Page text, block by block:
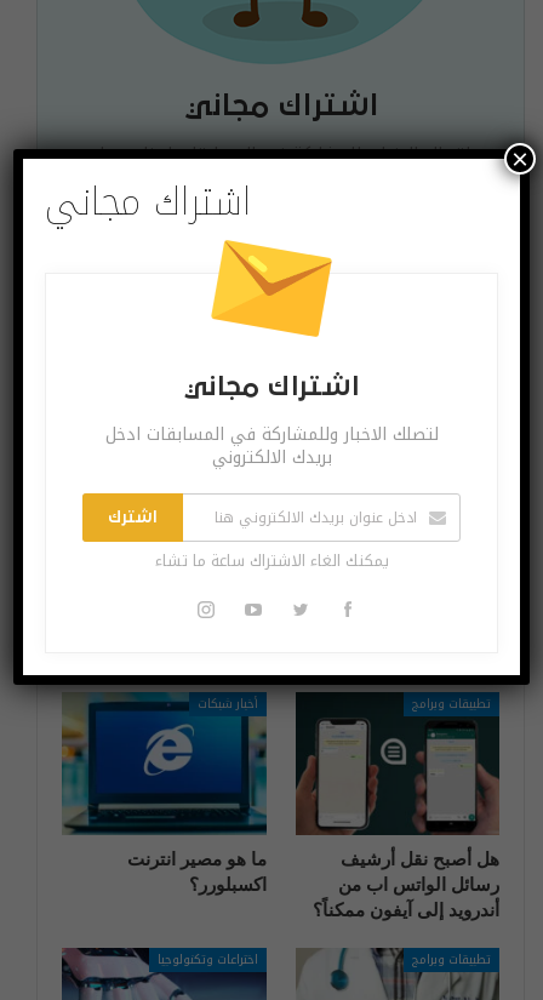
اشتراك مجاني
لتصلك الاخبار وللمشاركة في المسابقات ادخل بريدك
الالكتروني
يمكنك الغاء الاشتراك ساعة ما تشاء
البوست السابق
شات تتراجع وتعتذر
البوست القادم
تغريدتك الصوتية
تطبيقات وبرامج
هل أصبح نقل أرشيف
رسائل الواتس اب من
أندرويد إلى آيفون ممكناً؟
أخبار شبكات
ما هو مصير انترنت
اكسبلورر؟
تطبيقات وبرامج اختراعات وتكنولوجيا
اشتراك مجاني
اشتراك مجاني
لتصلك الاخبار وللمشاركة في المسابقات ادخل
بريدك الالكتروني
اشترك
يمكنك الغاء الاشتراك ساعة ما تشاء
×